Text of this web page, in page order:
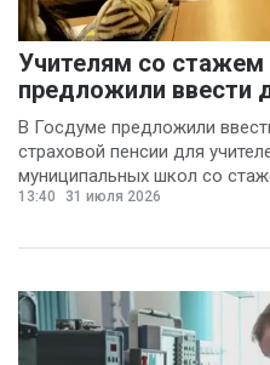
Учителям со стажем
предложили ввести
В Госдуме предложили
страховой пенсии для
муниципальных школ со
13:40 31 июля 2026